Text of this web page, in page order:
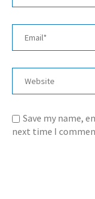
Save my name,
next time I